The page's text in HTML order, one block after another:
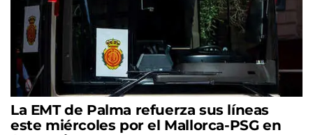
La EMT de Palma refuerza sus líneas
este miércoles por el Mallorca-PSG en